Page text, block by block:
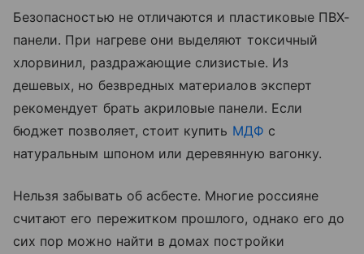
Безопасностью не отличаются и пластиковые ПВХ-
панели. При нагреве они выделяют токсичный
хлорвинил, раздражающие слизистые. Из
дешевых, но безвредных материалов эксперт
рекомендует брать акриловые панели. Если
бюджет позволяет, стоит купить МДФ с
натуральным шпоном или деревянную вагонку.
Нельзя забывать об асбесте. Многие россияне
считают его пережитком прошлого, однако его до
сих пор можно найти в домах постройки